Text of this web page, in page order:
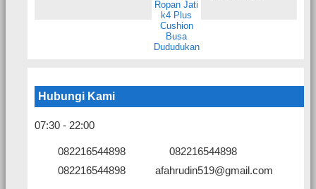
Hubungi Kami
07:30 - 22:00
082216544898
082216544898
082216544898
afahrudin519@gmail.com